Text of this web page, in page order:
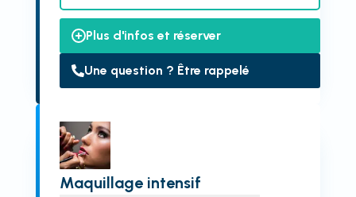
Plus d'infos et réserver
Une question ? Être rappelé
Maquillage intensif